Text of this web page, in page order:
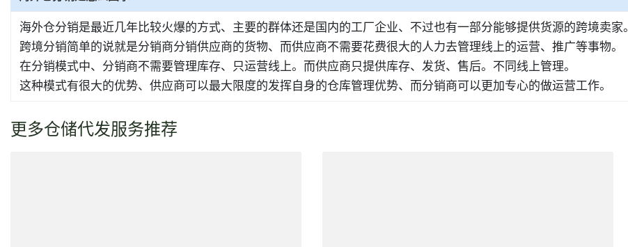
海外仓分销是最近几年比较火爆的方式、主要的群体还是国内的工厂企业、不过也有一部分能够提供货源的跨境卖家。
跨境分销简单的说就是分销商分销供应商的货物、而供应商不需要花费很大的人力去管理线上的运营、推广等事物。
在分销模式中、分销商不需要管理库存、只运营线上。而供应商只提供库存、发货、售后。不同线上管理。
这种模式有很大的优势、供应商可以最大限度的发挥自身的仓库管理优势、而分销商可以更加专心的做运营工作。
更多仓储代发服务推荐